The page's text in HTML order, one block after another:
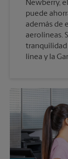
Newberry,
puede
además de
aerolíneas.
tranquilidad
línea y la